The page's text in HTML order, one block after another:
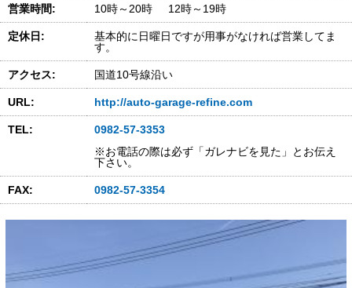
営業時間: 10時～20時 12時～19時
定休日:
基本的に日曜日ですが用事がなければ営業してま
す。
アクセス: 国道10号線沿い
URL: http://auto-garage-refine.com
TEL:
0982-57-3353
※お電話の際は必ず「ガレナビを見た」とお伝え
下さい。
FAX: 0982-57-3354